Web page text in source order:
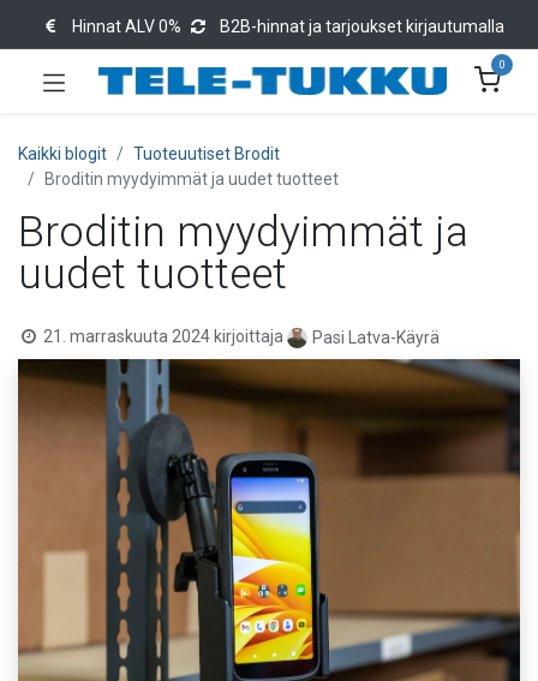
Hinnat ALV 0% B2B-hinnat ja tarjoukset kirjautumalla
0
Kaikki blogit
Tuoteuutiset Brodit
Broditin myydyimmät ja uudet tuotteet
Broditin myydyimmät ja
uudet tuotteet
21. marraskuuta 2024 kirjoittaja Pasi Latva-Käyrä